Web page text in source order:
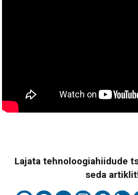
Lajata tehnoloogiahiidude
seda